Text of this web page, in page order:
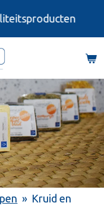
» Kruid en